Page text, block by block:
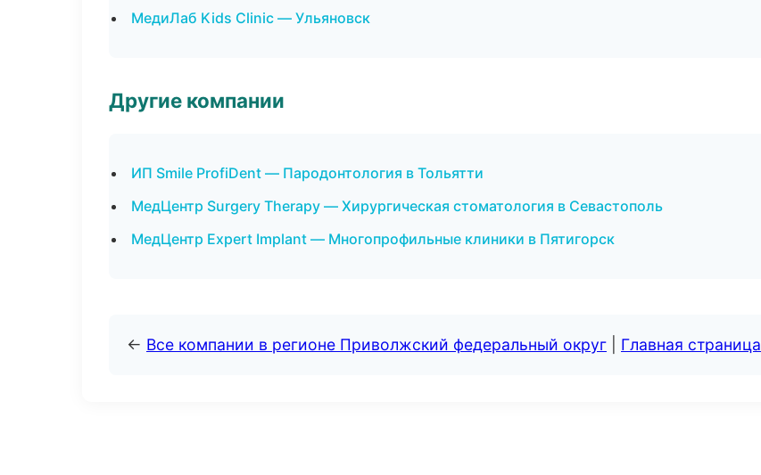
МедиЛаб Kids Clinic — Ульяновск
Другие компании
ИП Smile ProfiDent — Пародонтология в Тольятти
МедЦентр Surgery Therapy — Хирургическая стоматология в Севастополь
МедЦентр Expert Implant — Многопрофильные клиники в Пятигорск
← Все компании в регионе Приволжский федеральный округ Главная страница